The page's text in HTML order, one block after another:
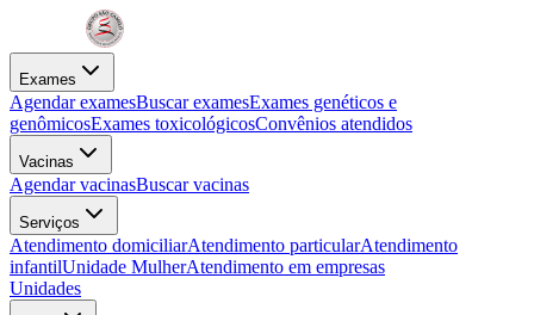
Exames
Agendar examesBuscar examesExames genéticos e
genômicosExames toxicológicosConvênios atendidos
Vacinas
Agendar vacinasBuscar vacinas
Serviços
Atendimento domiciliarAtendimento particularAtendimento
infantilUnidade MulherAtendimento em empresas
Unidades